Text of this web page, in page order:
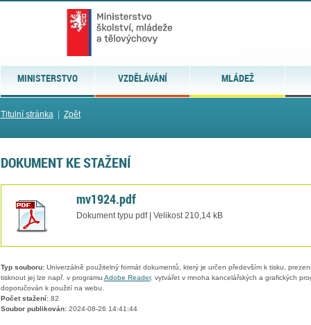
MINISTERSTVO VZDĚLÁVÁNÍ MLÁDEŽ
Titulní stránka| Zpět
DOKUMENT KE STAŽENÍ
mv1924.pdf
Dokument typu pdf | Velikost 210,14 kB
Typ souboru:Univerzálně použitelný formát dokumentů, který je určen především k tisku,
tisknout jej lze např. v programu Adobe Reader, vytvářet v mnoha kancelářských a grafických
doporučován k použití na webu.
Počet stažení:82
Soubor publikován:2024-08-26 14:41:44